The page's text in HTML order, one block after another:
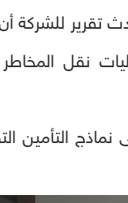
للشركة
نقل
نماذج التأمين